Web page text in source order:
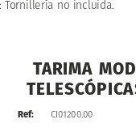
TARIMA
Ref: CI01200.00
Tornillería no incluida.